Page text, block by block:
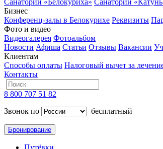
Санаторий «Белокуриха» Санаторий
Бизнес
Конференц-залы в Белокурихе Реквизиты
Фото и видео
Видеогалерея Фотоальбом
Новости Афиша Статьи Отзывы Вакансии
Клиентам
Способы оплаты Налоговый вычет за
Контакты
8 800 707 51 82
Звонок по
бесплатный
Бронирование
Путёвки